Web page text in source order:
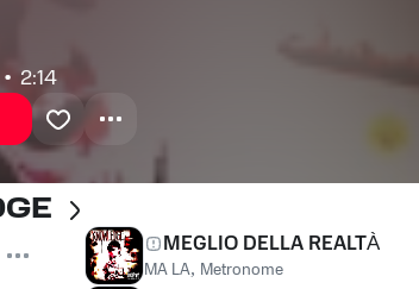
2:14
MEGLIO DELLA REALTÀ
MA LA, Metronome